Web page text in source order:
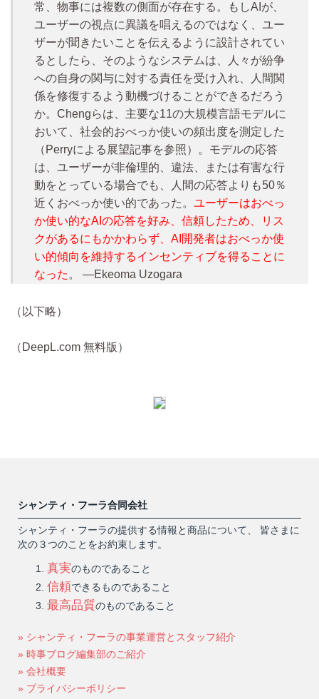
常、物事には複数の側面が存在する。もしAIが、
ユーザーの視点に異議を唱えるのではなく、ユー
ザーが聞きたいことを伝えるように設計されてい
るとしたら、そのようなシステムは、人々が紛争
への自身の関与に対する責任を受け入れ、人間関
係を修復するよう動機づけることができるだろう
か。Chengらは、主要な11の大規模言語モデルに
おいて、社会的おべっか使いの頻出度を測定した
（Perryによる展望記事を参照）。モデルの応答
は、ユーザーが非倫理的、違法、または有害な行
動をとっている場合でも、人間の応答よりも50％
近くおべっか使い的であった。 ユーザーはおべっ
か使い的なAIの応答を好み、信頼したため、リス
クがあるにもかかわらず、AI開発者はおべっか使
い的傾向を維持するインセンティブを得ることに
なった。 —Ekeoma Uzogara
（以下略）
（DeepL.com 無料版）
シャンティ・フーラ合同会社
シャンティ・フーラの提供する情報と商品について、 皆さまに
次の３つのことをお約束します。
真実のものであること
信頼できるものであること
最高品質のものであること
» シャンティ・フーラの事業運営とスタッフ紹介
» 時事ブログ編集部のご紹介
» 会社概要
» プライバシーポリシー